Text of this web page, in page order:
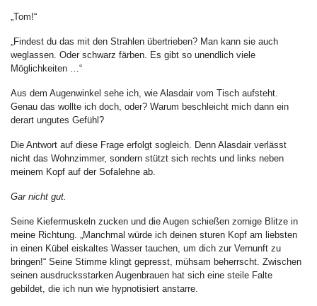
„Tom!“
„Findest du das mit den Strahlen übertrieben? Man kann sie auch
weglassen. Oder schwarz färben. Es gibt so unendlich viele
Möglichkeiten …“
Aus dem Augenwinkel sehe ich, wie Alasdair vom Tisch aufsteht.
Genau das wollte ich doch, oder? Warum beschleicht mich dann ein
derart ungutes Gefühl?
Die Antwort auf diese Frage erfolgt sogleich. Denn Alasdair verlässt
nicht das Wohnzimmer, sondern stützt sich rechts und links neben
meinem Kopf auf der Sofalehne ab.
Gar nicht gut.
Seine Kiefermuskeln zucken und die Augen schießen zornige Blitze in
meine Richtung. „Manchmal würde ich deinen sturen Kopf am liebsten
in einen Kübel eiskaltes Wasser tauchen, um dich zur Vernunft zu
bringen!“ Seine Stimme klingt gepresst, mühsam beherrscht. Zwischen
seinen ausdrucksstarken Augenbrauen hat sich eine steile Falte
gebildet, die ich nun wie hypnotisiert anstarre.